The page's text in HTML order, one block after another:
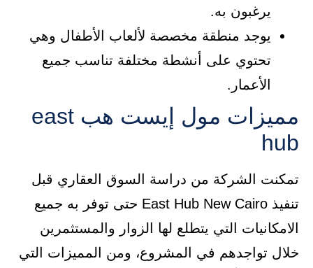
يرغبون به.
يوجد منطقة مخصصة لألعاب الأطفال وهي
تحتوي على أنشطة مختلفة تناسب جميع
الأعمار.
مميزات مول إيست هب east
hub
تمكنت الشركة من دراسة السوق العقاري قبل
تنفيذ East Hub New Cairo حتى توفر به جميع
الامكانيات التي يتطلع لها الزوار والمستثمرين
خلال تواجدهم في المشروع، ومن المميزات التي